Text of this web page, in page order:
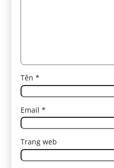
Tên*
Email*
Trang web